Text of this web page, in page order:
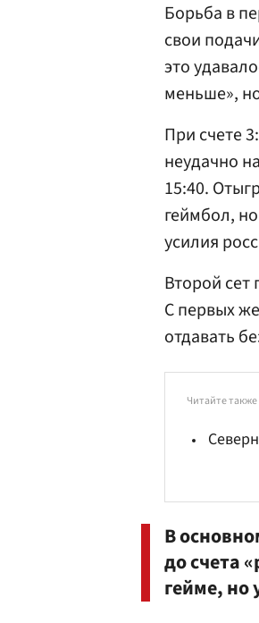
Борьба в
свои
это
меньше»,
При счете
неудачно
15:40.
геймбол,
усилия
Второй
С первых
отдавать
Читайте также
В
до счета
гейме, но